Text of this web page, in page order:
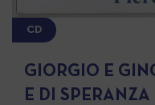
CD
GIORGIO E
E DI SPERANZA